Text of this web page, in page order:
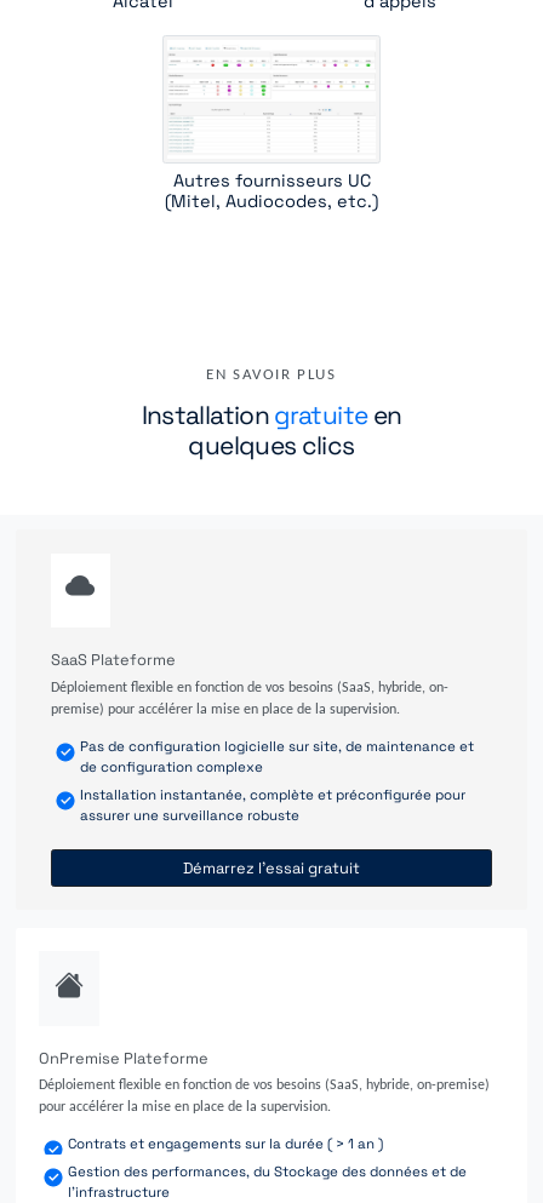
Autres fournisseurs UC
(Mitel, Audiocodes, etc.)
EN SAVOIR PLUS
Installationgratuiteen
quelques clics
SaaS Plateforme
Déploiement flexible en fonction de vos besoins (SaaS, hybride, on-
premise) pour accélérer la mise en place de la supervision.
Pas de configuration logicielle sur site, de maintenance et
de configuration complexe
Installation instantanée, complète et préconfigurée pour
assurer une surveillance robuste
Démarrez l'essai gratuit
OnPremise Plateforme
Déploiement flexible en fonction de vos besoins (SaaS, hybride, on-premise)
pour accélérer la mise en place de la supervision.
Contrats et engagements sur la durée ( > 1 an )
Gestion des performances, du Stockage des données et de
l'infrastructure